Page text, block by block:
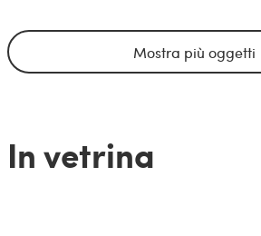
Mostra più oggetti
In vetrina